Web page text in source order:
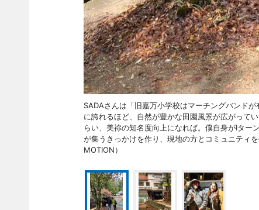
SADAさんは「旧嘉万小学校はマーチングバンド
に誇れるほど、自然が豊かな田園風景が広がって
らい、美祢の知名度向上になれば。僕自身がIター
が集うきっかけを作り、現地の方とコミュニティ
MOTION）